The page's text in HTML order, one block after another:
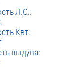
Л.С.:
Квт:
выдува: